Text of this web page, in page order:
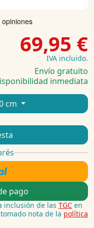
69,95 €
IVA incluido.
Envío gratuito
inmediata
cm
pago
inclusión de las TGC en
nota de la política